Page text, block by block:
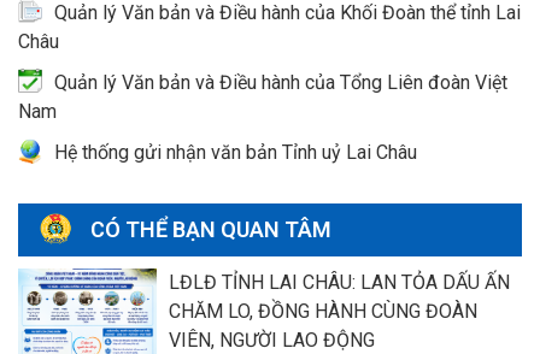
Quản lý Văn bản và Điều hành của Khối Đoàn thể tỉnh Lai
Châu
Quản lý Văn bản và Điều hành của Tổng Liên đoàn Việt
Nam
Hệ thống gửi nhận văn bản Tỉnh uỷ Lai Châu
CÓ THỂ BẠN QUAN TÂM
LĐLĐ TỈNH LAI CHÂU: LAN TỎA DẤU ẤN
CHĂM LO, ĐỒNG HÀNH CÙNG ĐOÀN
VIÊN, NGƯỜI LAO ĐỘNG